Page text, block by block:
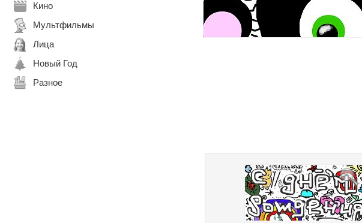
Кино
Мультфильмы
Лица
Новый Год
Разное